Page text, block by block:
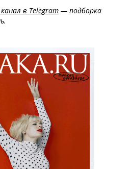
в Telegram — подборка